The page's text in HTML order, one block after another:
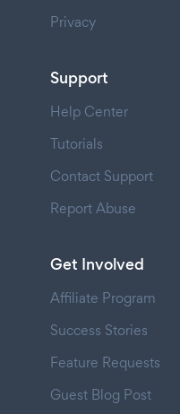
Privacy
Support
Help Center
Tutorials
Contact Support
Report Abuse
Get Involved
Affiliate Program
Success Stories
Feature Requests
Guest Blog Post